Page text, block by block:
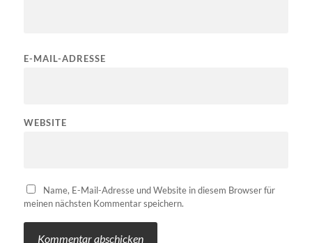
E-MAIL-ADRESSE
WEBSITE
Name, E-Mail-Adresse und Website in diesem Browser für
meinen nächsten Kommentar speichern.